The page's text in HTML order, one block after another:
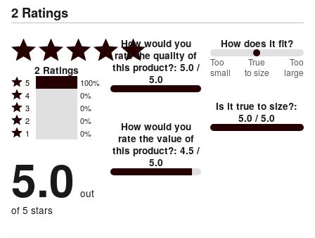
2 Ratings
2 Ratings
Rated
5
stars
by
of
reviewers
5 100%
Rated
4
stars
by
of
reviewers
4 0%
Rated
3
stars
0%
of
reviewers
3 0%
Rated
2
by
0%
of
reviewers
2 0%
Rated
stars
by
0%
of
1 0%
5.0 out
of 5 stars
How would you
rate the quality of
this product?: 5.0 /
5.0
How would you
rate the value of
this product?: 4.5 /
5.0
How does it fit?
100
between
small
and
Too
small
True
to size
Too
large
Is it true to size?:
5.0 / 5.0